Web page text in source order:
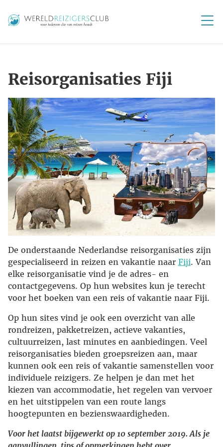
Reisorganisaties Fiji
De onderstaande Nederlandse reisorganisaties zijn
gespecialiseerd in reizen en vakantie naar Fiji. Van
elke reisorganisatie vind je de adres- en
contactgegevens. Op hun websites kun je terecht
voor het boeken van een reis of vakantie naar Fiji.
Op hun sites vind je ook een overzicht van alle
rondreizen, pakketreizen, actieve vakanties,
cultuurreizen, last minutes en aanbiedingen. Veel
reisorganisaties bieden groepsreizen aan, maar
kunnen ook een reis of vakantie samenstellen voor
individuele reizigers. Ze helpen je dan met het
kiezen van accommodatie, het regelen van vervoer
en het uitstippelen van een route langs
hoogtepunten en bezienswaardigheden.
Voor het laatst bijgewerkt op 10 september 2019. Als je